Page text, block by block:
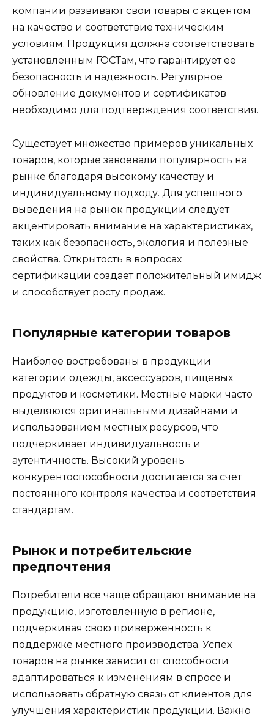
компании развивают свои товары с акцентом
на качество и соответствие техническим
условиям. Продукция должна соответствовать
установленным ГОСТам, что гарантирует ее
безопасность и надежность. Регулярное
обновление документов и сертификатов
необходимо для подтверждения соответствия.
Существует множество примеров уникальных
товаров, которые завоевали популярность на
рынке благодаря высокому качеству и
индивидуальному подходу. Для успешного
выведения на рынок продукции следует
акцентировать внимание на характеристиках,
таких как безопасность, экология и полезные
свойства. Открытость в вопросах
сертификации создает положительный имидж
и способствует росту продаж.
Популярные категории товаров
Наиболее востребованы в продукции
категории одежды, аксессуаров, пищевых
продуктов и косметики. Местные марки часто
выделяются оригинальными дизайнами и
использованием местных ресурсов, что
подчеркивает индивидуальность и
аутентичность. Высокий уровень
конкурентоспособности достигается за счет
постоянного контроля качества и соответствия
стандартам.
Рынок и потребительские
предпочтения
Потребители все чаще обращают внимание на
продукцию, изготовленную в регионе,
подчеркивая свою приверженность к
поддержке местного производства. Успех
товаров на рынке зависит от способности
адаптироваться к изменениям в спросе и
использовать обратную связь от клиентов для
улучшения характеристик продукции. Важно